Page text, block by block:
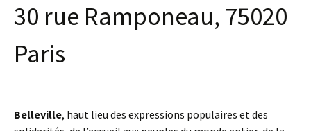
30 rue Ramponeau, 75020
Paris
Belleville, haut lieu des expressions populaires et des